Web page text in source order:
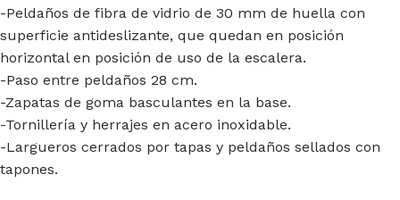
-Peldaños de fibra de vidrio de 30 mm de huella con
superficie antideslizante, que quedan en posición
horizontal en posición de uso de la escalera.
-Paso entre peldaños 28 cm.
-Zapatas de goma basculantes en la base.
-Tornillería y herrajes en acero inoxidable.
-Largueros cerrados por tapas y peldaños sellados con
tapones.